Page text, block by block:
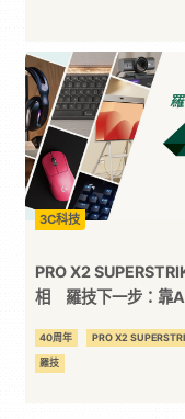
3C科技
PRO X2
相 羅技下一步：靠
40周年 PRO X2
羅技